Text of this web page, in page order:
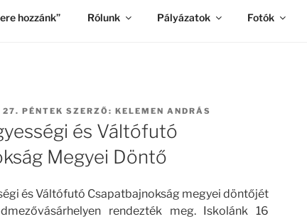
hozzánk” Rólunk Pályázatok Fotók
PÉNTEK SZERZŐ: KELEMEN ANDRÁS
és Váltófutó
Megyei Döntő
és Váltófutó Csapatbajnokság megyei döntőjét
rendezték meg. Iskolánk 16